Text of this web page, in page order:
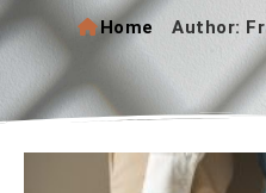
Home Author: